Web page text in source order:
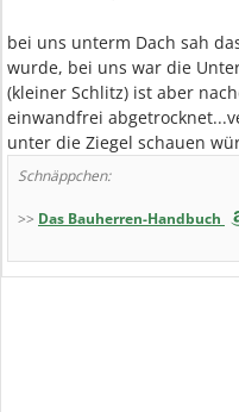
bei uns unterm Dach sah
wurde, bei uns war die
(kleiner Schlitz) ist aber
einwandfrei
unter die Ziegel schauen
Schnäppchen:
>> Das Bauherren-Handbuch